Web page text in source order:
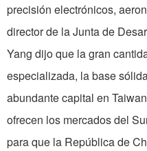
precisión electrónicos,
director de la Junta de
Yang dijo que la gran
especializada, la base
abundante capital en
ofrecen los mercados del
para que la República de